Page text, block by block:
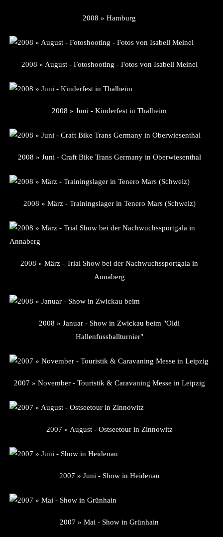
2008 » Hamburg
2008 » August - Fotoshooting - Fotos von Isabell Meinel
2008 » Juni - Kinderfest in Thalheim
2008 » Juni - Craft Bike Trans Germany in Oberwiesenthal
2008 » März - Trainingslager in Tenero Mars (Schweiz)
2008 » März - Trial Show bei der Nachwuchssportgala in
Annaberg
2008 » Januar - Show in Zwickau beim "Oldi
Hallenfussballturnier"
2007 » November - Touristik & Caravaning Messe in Leipzig
2007 » August - Ostseetour in Zinnowitz
2007 » Juni - Show in Heidenau
2007 » Mai - Show in Grünhain